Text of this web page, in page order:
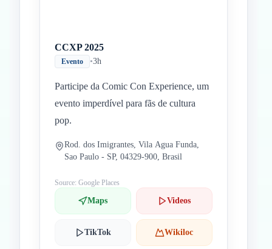
CCXP 2025
Evento •3h
Participe da Comic Con Experience, um
evento imperdível para fãs de cultura
pop.
Rod. dos Imigrantes, Vila Agua Funda,
Sao Paulo - SP, 04329-900, Brasil
Source: Google Places
Maps Videos
TikTok Wikiloc